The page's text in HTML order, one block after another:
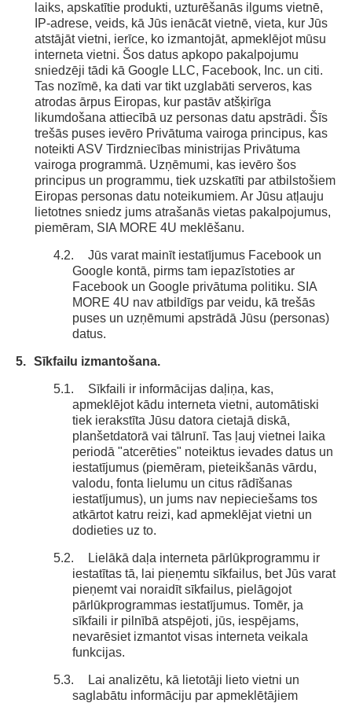
laiks, apskatītie produkti, uzturēšanās ilgums vietnē,
IP-adrese, veids, kā Jūs ienācāt vietnē, vieta, kur Jūs
atstājāt vietni, ierīce, ko izmantojāt, apmeklējot mūsu
interneta vietni. Šos datus apkopo pakalpojumu
sniedzēji tādi kā Google LLC, Facebook, Inc. un citi.
Tas nozīmē, ka dati var tikt uzglabāti serveros, kas
atrodas ārpus Eiropas, kur pastāv atšķirīga
likumdošana attiecībā uz personas datu apstrādi. Šīs
trešās puses ievēro Privātuma vairoga principus, kas
noteikti ASV Tirdzniecības ministrijas Privātuma
vairoga programmā. Uzņēmumi, kas ievēro šos
principus un programmu, tiek uzskatīti par atbilstošiem
Eiropas personas datu noteikumiem. Ar Jūsu atļauju
lietotnes sniedz jums atrašanās vietas pakalpojumus,
piemēram, SIA MORE 4U meklēšanu.
4.2.
Jūs varat mainīt iestatījumus Facebook un
Google kontā, pirms tam iepazīstoties ar
Facebook un Google privātuma politiku. SIA
MORE 4U nav atbildīgs par veidu, kā trešās
puses un uzņēmumi apstrādā Jūsu (personas)
datus.
5. Sīkfailu izmantošana.
5.1.
Sīkfaili ir informācijas daļiņa, kas,
apmeklējot kādu interneta vietni, automātiski
tiek ierakstīta Jūsu datora cietajā diskā,
planšetdatorā vai tālrunī. Tas ļauj vietnei laika
periodā "atcerēties" noteiktus ievades datus un
iestatījumus (piemēram, pieteikšanās vārdu,
valodu, fonta lielumu un citus rādīšanas
iestatījumus), un jums nav nepieciešams tos
atkārtot katru reizi, kad apmeklējat vietni un
dodieties uz to.
5.2.
Lielākā daļa interneta pārlūkprogrammu ir
iestatītas tā, lai pieņemtu sīkfailus, bet Jūs varat
pieņemt vai noraidīt sīkfailus, pielāgojot
pārlūkprogrammas iestatījumus. Tomēr, ja
sīkfaili ir pilnībā atspējoti, jūs, iespējams,
nevarēsiet izmantot visas interneta veikala
funkcijas.
5.3.
Lai analizētu, kā lietotāji lieto vietni un
saglabātu informāciju par apmeklētājiem